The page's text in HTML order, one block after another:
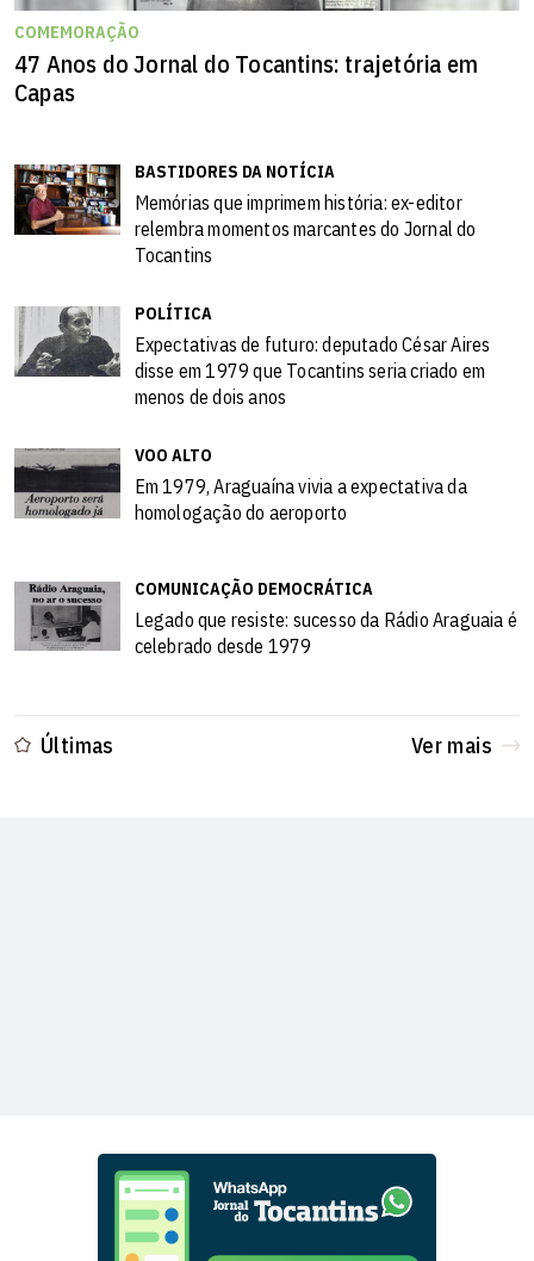
COMEMORAÇÃO
47 Anos do Jornal do Tocantins: trajetória em
Capas
BASTIDORES DA NOTÍCIA
Memórias que imprimem história: ex-editor
relembra momentos marcantes do Jornal do
Tocantins
POLÍTICA
Expectativas de futuro: deputado César Aires
disse em 1979 que Tocantins seria criado em
menos de dois anos
VOO ALTO
Em 1979, Araguaína vivia a expectativa da
homologação do aeroporto
COMUNICAÇÃO DEMOCRÁTICA
Legado que resiste: sucesso da Rádio Araguaia é
celebrado desde 1979
Últimas Ver mais